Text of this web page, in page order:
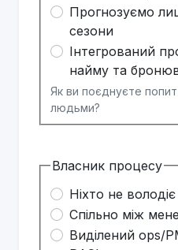
Прогнозуємо
сезони
Інтегрований
найму та
Як ви поєднуєте
людьми?
Власник процесу
Ніхто не
Спільно між
Виділений ops/